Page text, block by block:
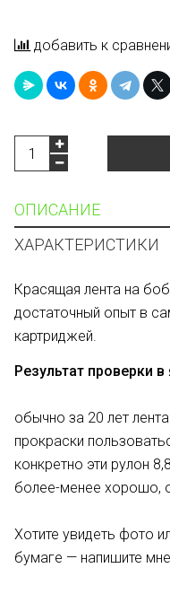
добавить к
ОПИСАНИЕ
ХАРАКТЕРИСТИКИ
Красящая лента на
достаточный опыт в
картриджей.
Результат проверки в
обычно за 20 лет
прокраски
конкретно эти рулон
более-менее хорошо,
Хотите увидеть фото
бумаге — напишите